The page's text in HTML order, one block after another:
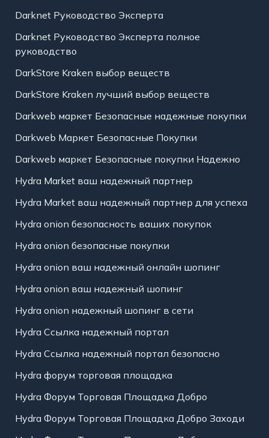
Darknet Руководство Эксперта
Darknet Руководство Эксперта полное
руководство
DarkStore Kraken выбор веществ
DarkStore Kraken лучший выбор веществ
Darkweb маркет Безопасные надежные покупки
Darkweb Маркет Безопасные Покупки
Darkweb маркет Безопасные покупки Надежно
Hydra Market ваш надежный партнер
Hydra Market ваш надежный партнер для успеха
Hydra onion безопасность ваших покупок
Hydra onion безопасные покупки
Hydra onion ваш надежный онлайн шопинг
Hydra onion ваш надежный шопинг
Hydra onion надежный шопинг в сети
Hydra Ссылка надежный портал
Hydra Ссылка надежный портал безопасно
Hydra форум торговая площадка
Hydra Форум Торговая Площадка Добро
Hydra Форум Торговая Площадка Добро Заходи